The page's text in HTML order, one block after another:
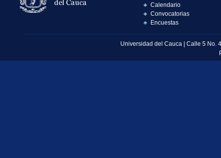
Calendario
Convocatorias
Encuestas
Universidad del Cauca | Calle 5 No.